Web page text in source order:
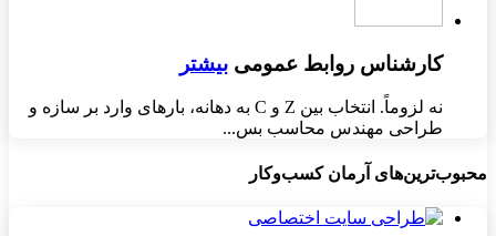
کارشناس روابط عمومی بیشتر
نه لزوماً. انتخاب بین Z و C به دهانه، بارهای وارد بر سازه و
طراحی مهندس محاسب بس...
محبوب‌ترین‌های آرمان کسب‌وکار